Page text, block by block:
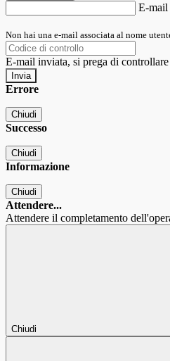
E-mail
Non hai una e-mail associata al nome
E-mail inviata, si prega di
Errore
Chiudi
Successo
Chiudi
Informazione
Chiudi
Attendere...
Attendere il completamento
Chiudi